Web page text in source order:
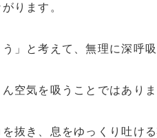
ります。
う」と考えて、無理に深
空気を吸うことではありま
抜き、息をゆっくり吐け